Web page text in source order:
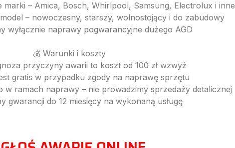
marki – Amica, Bosch, Whirlpool, Samsung, Electrolux i inne
– nowoczesny, starszy, wolnostojący i do zabudowy
wyłącznie naprawy pogwarancyjne dużego AGD
💰 Warunki i koszty
przyczyny awarii to koszt od 100 zł wzwyż
gratis w przypadku zgody na naprawę sprzętu
ramach naprawy – nie prowadzimy sprzedaży detalicznej
gwarancji do 12 miesięcy na wykonaną usługę